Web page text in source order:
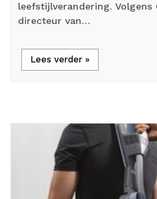
leefstijlverandering. Volgens
directeur van…
Lees verder »